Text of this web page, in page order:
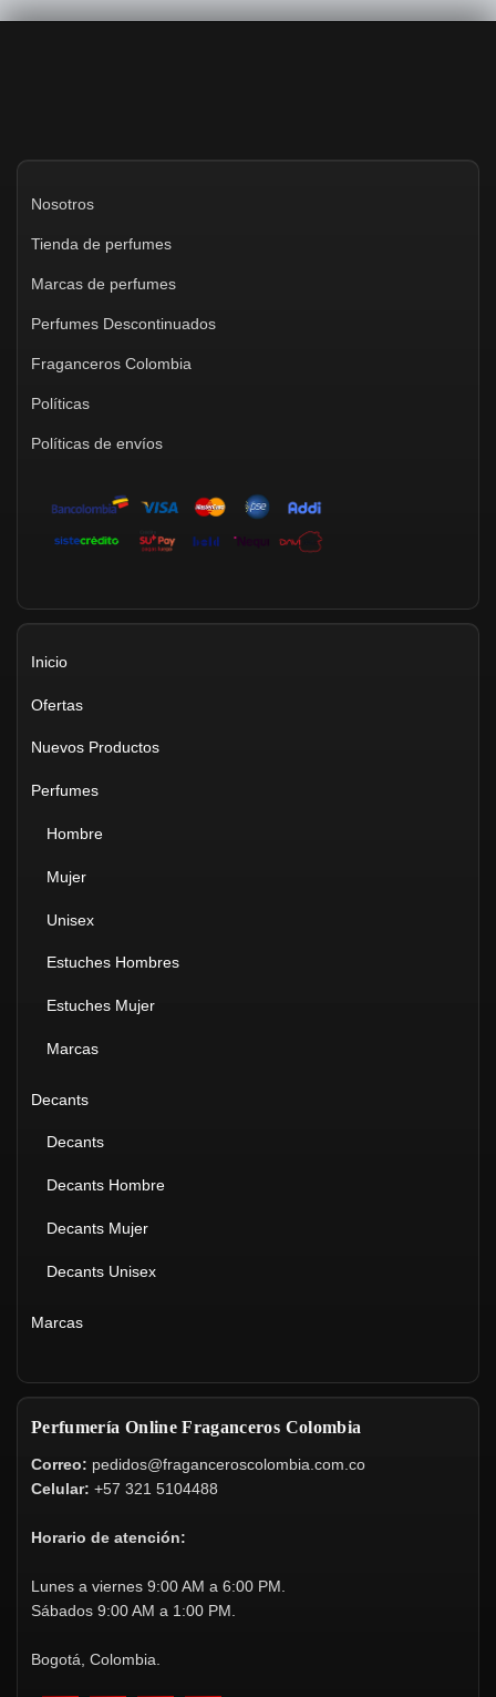
Nosotros
Tienda de perfumes
Marcas de perfumes
Perfumes Descontinuados
Fraganceros Colombia
Políticas
Políticas de envíos
Inicio
Ofertas
Nuevos Productos
Perfumes
Hombre
Mujer
Unisex
Estuches Hombres
Estuches Mujer
Marcas
Decants
Decants
Decants Hombre
Decants Mujer
Decants Unisex
Marcas
Perfumería Online Fraganceros Colombia
Correo: pedidos@fraganceroscolombia.com.co
Celular: +57 321 5104488
Horario de atención:
Lunes a viernes 9:00 AM a 6:00 PM.
Sábados 9:00 AM a 1:00 PM.
Bogotá, Colombia.